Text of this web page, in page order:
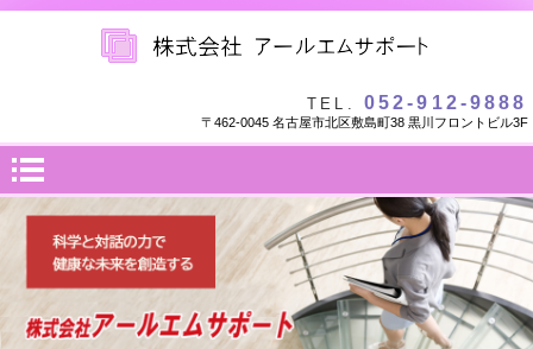
TEL. 052-912-9888
〒462-0045 名古屋市北区敷島町38 黒川フロントビル3F